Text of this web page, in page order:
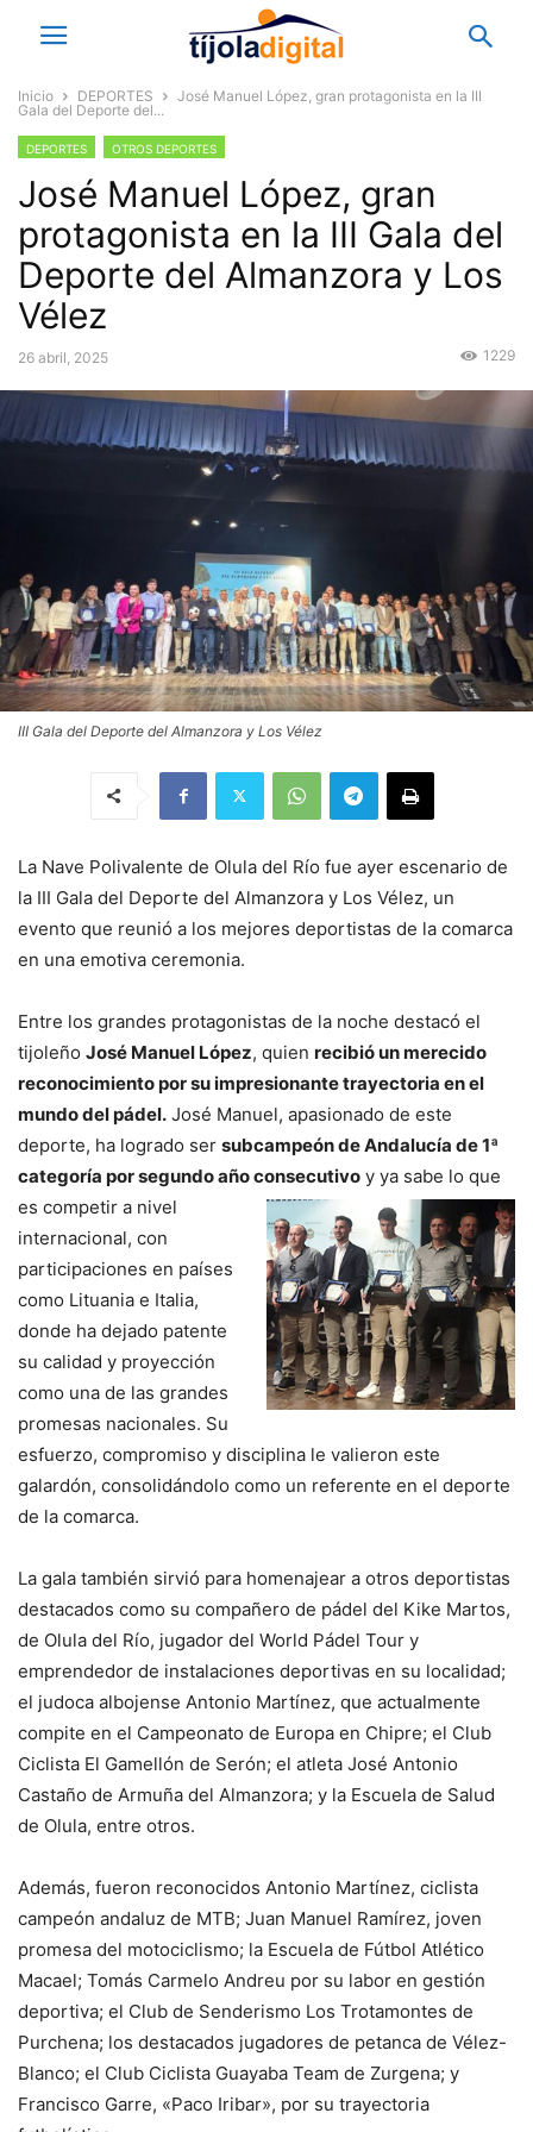
Inicio DEPORTES
José Manuel López, gran protagonista en la III
Gala del Deporte del...
DEPORTES OTROS DEPORTES
José Manuel López, gran
protagonista en la III Gala del
Deporte del Almanzora y Los
Vélez
26 abril, 2025 1229
III Gala del Deporte del Almanzora y Los Vélez
La Nave Polivalente de Olula del Río fue ayer escenario de
la III Gala del Deporte del Almanzora y Los Vélez, un
evento que reunió a los mejores deportistas de la comarca
en una emotiva ceremonia.
Entre los grandes protagonistas de la noche destacó el
tijoleño José Manuel López, quien recibió un merecido
reconocimiento por su impresionante trayectoria en el
mundo del pádel. José Manuel, apasionado de este
deporte, ha logrado ser subcampeón de Andalucía de 1ª
categoría por segundo año consecutivo y ya sabe lo que
es competir a nivel
internacional, con
participaciones en países
como Lituania e Italia,
donde ha dejado patente
su calidad y proyección
como una de las grandes
promesas nacionales. Su
esfuerzo, compromiso y disciplina le valieron este
galardón, consolidándolo como un referente en el deporte
de la comarca.
La gala también sirvió para homenajear a otros deportistas
destacados como su compañero de pádel del Kike Martos,
de Olula del Río, jugador del World Pádel Tour y
emprendedor de instalaciones deportivas en su localidad;
el judoca albojense Antonio Martínez, que actualmente
compite en el Campeonato de Europa en Chipre; el Club
Ciclista El Gamellón de Serón; el atleta José Antonio
Castaño de Armuña del Almanzora; y la Escuela de Salud
de Olula, entre otros.
Además, fueron reconocidos Antonio Martínez, ciclista
campeón andaluz de MTB; Juan Manuel Ramírez, joven
promesa del motociclismo; la Escuela de Fútbol Atlético
Macael; Tomás Carmelo Andreu por su labor en gestión
deportiva; el Club de Senderismo Los Trotamontes de
Purchena; los destacados jugadores de petanca de Vélez-
Blanco; el Club Ciclista Guayaba Team de Zurgena; y
Francisco Garre, «Paco Iribar», por su trayectoria